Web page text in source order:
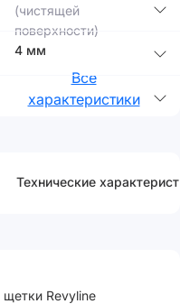
(чистящей
поверхности)
4 мм
Все
характеристики
Технические
Revyline